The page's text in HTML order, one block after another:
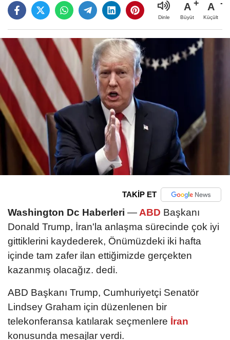
Dinle
A
Büyüt
A
Küçült
TAKİP ET
Washington Dc Haberleri — ABD Başkanı
Donald Trump, İran'la anlaşma sürecinde çok iyi
gittiklerini kaydederek, Önümüzdeki iki hafta
içinde tam zafer ilan ettiğimizde gerçekten
kazanmış olacağız. dedi.
ABD Başkanı Trump, Cumhuriyetçi Senatör
Lindsey Graham için düzenlenen bir
telekonferansa katılarak seçmenlere İran
konusunda mesajlar verdi.